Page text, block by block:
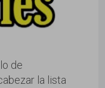
de
la lista